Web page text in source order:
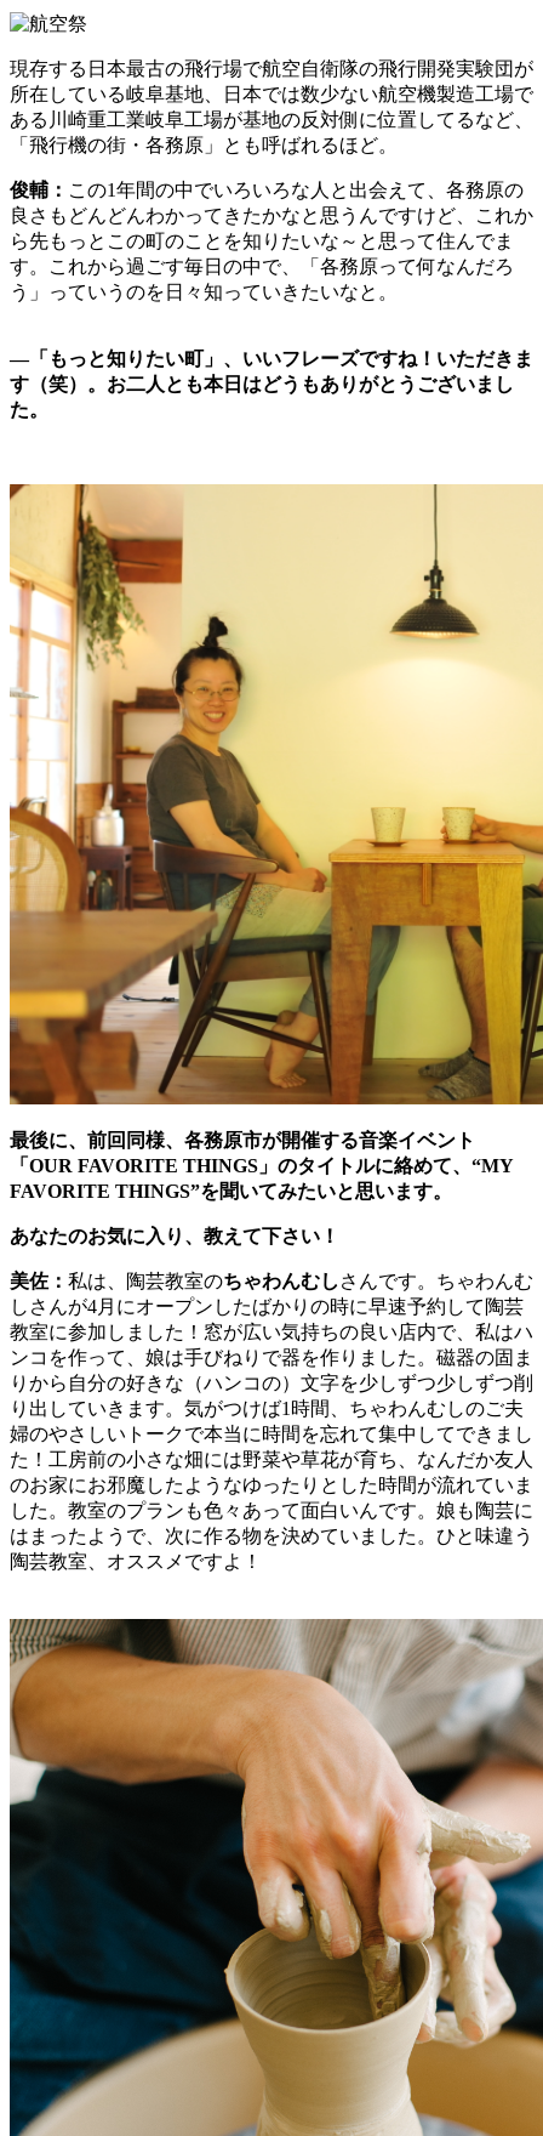
現存する日本最古の飛行場で航空自衛隊の飛行開発実験団が
所在している岐阜基地、日本では数少ない航空機製造工場で
ある川崎重工業岐阜工場が基地の反対側に位置してるなど、
「飛行機の街・各務原」とも呼ばれるほど。
俊輔： この1年間の中でいろいろな人と出会えて、各務原の
良さもどんどんわかってきたかなと思うんですけど、これか
ら先もっとこの町のことを知りたいな～と思って住んでま
す。これから過ごす毎日の中で、「各務原って何なんだろ
う」っていうのを日々知っていきたいなと。
―「もっと知りたい町」、いいフレーズですね！いただきま
す（笑）。お二人とも本日はどうもありがとうございまし
た。
最後に、前回同様、各務原市が開催する音楽イベント
「OUR FAVORITE THINGS」のタイトルに絡めて、“MY
FAVORITE THINGS”を聞いてみたいと思います。
あなたのお気に入り、教えて下さい！
美佐： 私は、陶芸教室のちゃわんむし さんです。ちゃわんむ
しさんが4月にオープンしたばかりの時に早速予約して陶芸
教室に参加しました！窓が広い気持ちの良い店内で、私はハ
ンコを作って、娘は手びねりで器を作りました。磁器の固ま
りから自分の好きな（ハンコの）文字を少しずつ少しずつ削
り出していきます。気がつけば1時間、ちゃわんむしのご夫
婦のやさしいトークで本当に時間を忘れて集中してできまし
た！工房前の小さな畑には野菜や草花が育ち、なんだか友人
のお家にお邪魔したようなゆったりとした時間が流れていま
した。教室のプランも色々あって面白いんです。娘も陶芸に
はまったようで、次に作る物を決めていました。ひと味違う
陶芸教室、オススメですよ！